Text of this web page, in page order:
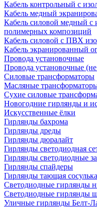
Кабель контрольный с
Кабель медный
Кабель силовой медный с
полимерных композиций
Кабель силовой с ПВХ
Кабель экранированный
Провода установочные
Провода установочные
Силовые трансформаторы
Масляные
Сухие силовые
Новогодние гирлянды и
Искусственные ёлки
Гирлянды бахрома
Гирлянды дреды
Гирлянды дюралайт
Гирлянды светодиодная
Гирлянды светодиодные
Гирлянды спайдеры
Гирлянды тающая сосулька
Светодиодные гирлянды
Светодиодные гирлянды
Уличные гирлянды Белт-